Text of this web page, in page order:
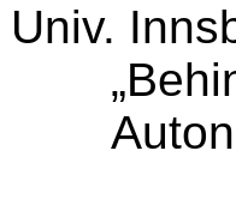
Univ.